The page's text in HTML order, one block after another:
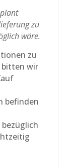
zu
wäre.
zu
bitten wir
befinden